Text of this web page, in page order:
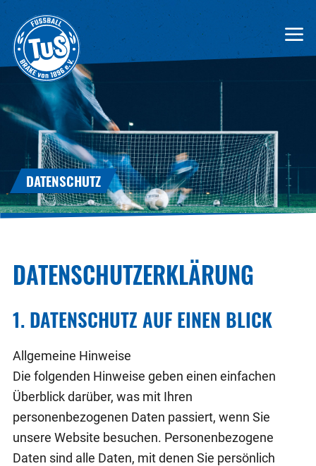
DATENSCHUTZ
DATENSCHUTZERKLÄRUNG
1. DATENSCHUTZ AUF EINEN BLICK
Allgemeine Hinweise
Die folgenden Hinweise geben einen einfachen
Überblick darüber, was mit Ihren
personenbezogenen Daten passiert, wenn Sie
unsere Website besuchen. Personenbezogene
Daten sind alle Daten, mit denen Sie persönlich